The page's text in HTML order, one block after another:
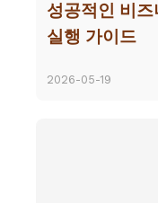
성공적인 비
실행 가이드
2026-05-19